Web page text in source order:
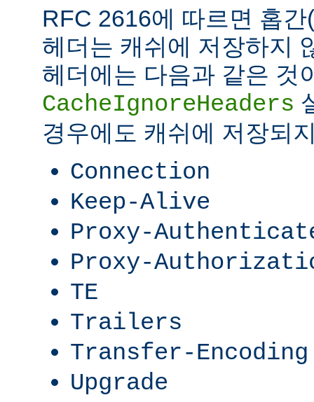
RFC 2616에 따르면 홉
헤더는 캐쉬에 저장하지
헤더에는 다음과 같은 것
CacheIgnoreHeaders
경우에도 캐쉬에 저장되
Connection
Keep-Alive
Proxy-
Proxy-
TE
Trailers
Transfer-Encoding
Upgrade